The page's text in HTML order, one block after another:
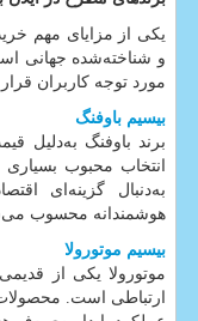
یکی از مزایای مهم
و شناخته‌شده جهانی
مورد توجه کاربران قرار
بیسیم باوفنگ
برند باوفنگ به‌دلیل
انتخاب محبوب بسیاری
به‌دنبال گزینه‌ای
هوشمندانه محسوب
بیسیم موتورولا
موتورولا یکی از
ارتباطی است. محصولات